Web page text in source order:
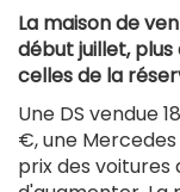
La maison de
début juillet,
celles de la
Une DS vendue
€, une Mercedes
prix des